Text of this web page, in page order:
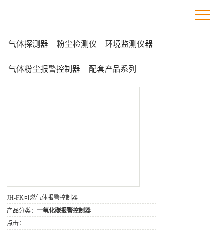
气体探测器 粉尘检测仪 环境监测仪器
气体粉尘报警控制器 配套产品系列
JH-FK可燃气体报警控制器
产品分类： 一氧化碳报警控制器
点击：